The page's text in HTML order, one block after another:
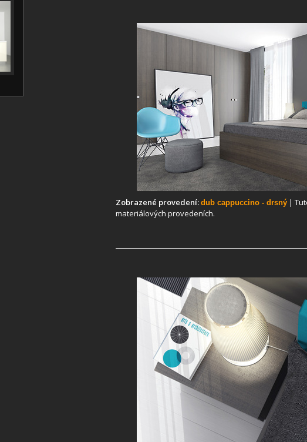
Zobrazené provedení: dub cappuccino - drsný|
materiálových provedeních.